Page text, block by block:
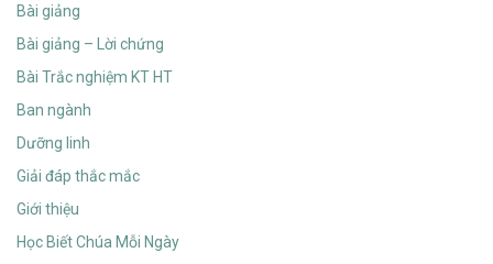
Bài giảng
Bài giảng – Lời chứng
Bài Trắc nghiệm KT HT
Ban ngành
Dưỡng linh
Giải đáp thắc mắc
Giới thiệu
Học Biết Chúa Mỗi Ngày